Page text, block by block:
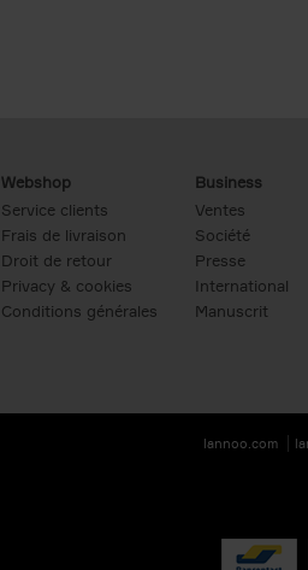
Webshop
Service clients
Frais de livraison
Droit de retour
Privacy & cookies
Conditions générales
Business
Ventes
Société
Presse
International
Manuscrit
lannoo.com